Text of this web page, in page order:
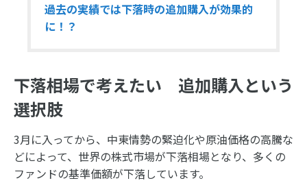
過去の実績では下落時の追加購入が効果的
に！？
下落相場で考えたい 追加購入という
選択肢
3月に入ってから、中東情勢の緊迫化や原油価格の高騰な
どによって、世界の株式市場が下落相場となり、多くの
ファンドの基準価額が下落しています。